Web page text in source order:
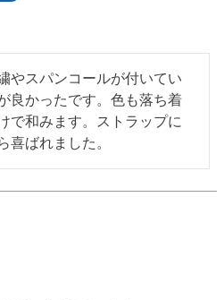
やスパンコールが付いてい
良かったです。色も落ち着
で和みます。ストラップに
喜ばれました。